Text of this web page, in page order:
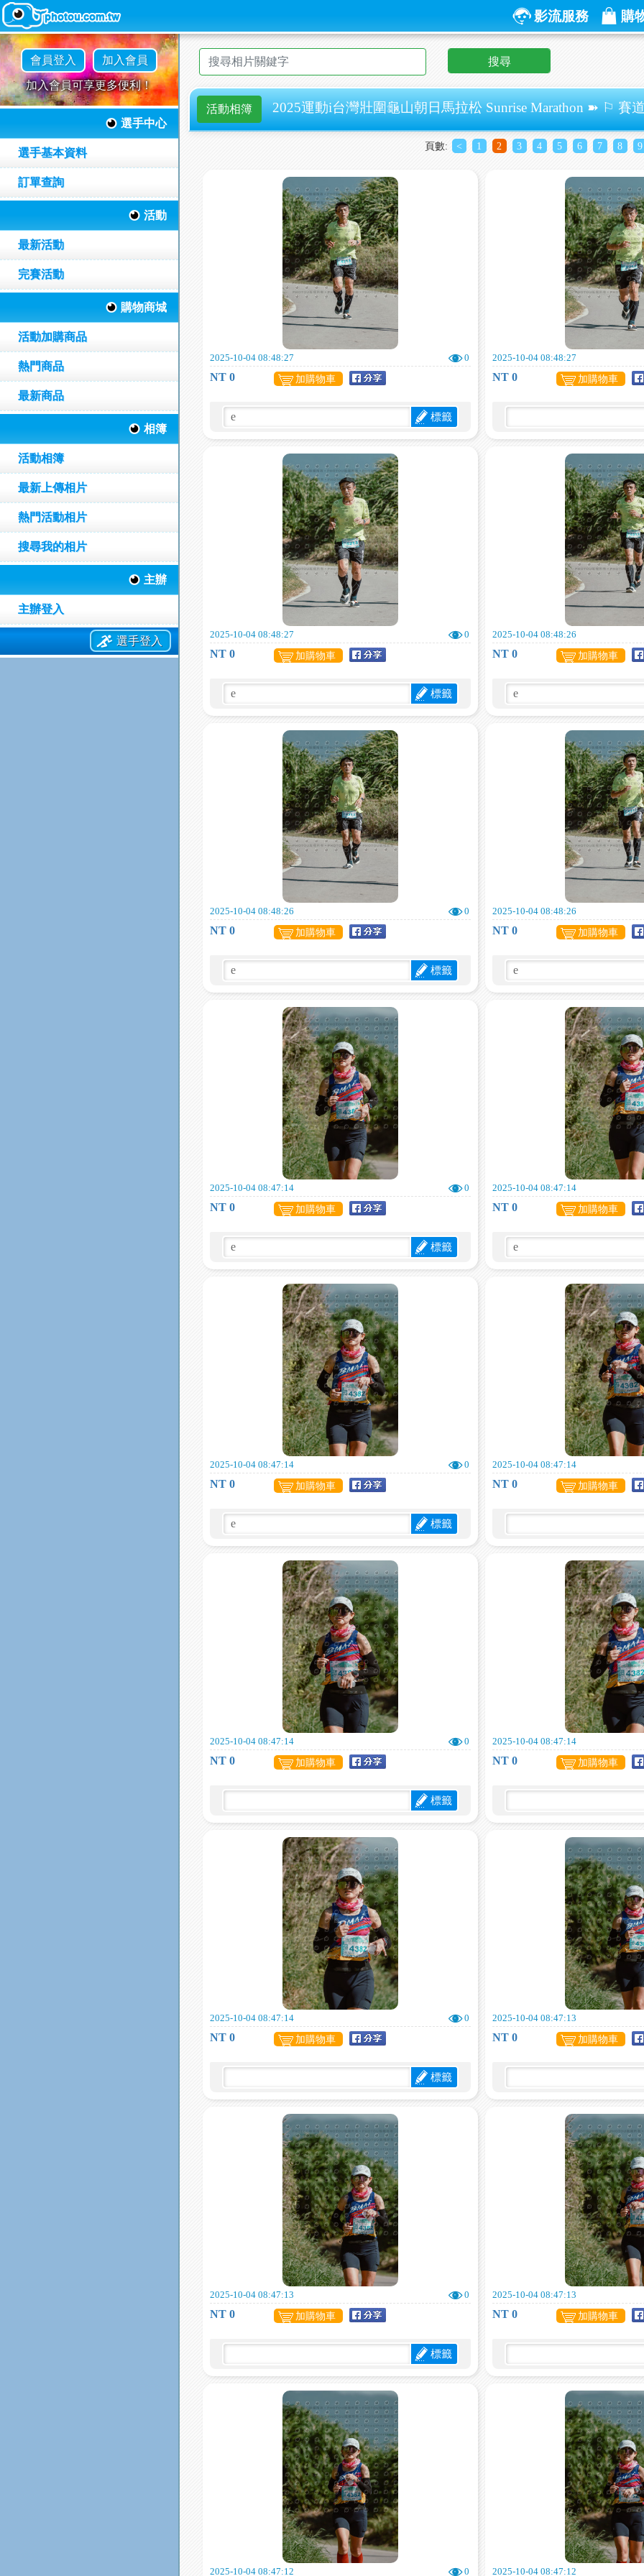
影流服務 購
會員登入 加入會員
加入會員可享更多便利！
選手中心
選手基本資料
訂單查詢
活動
最新活動
完賽活動
購物商城
活動加購商品
熱門商品
最新商品
相簿
活動相簿
最新上傳相片
熱門活動相片
搜尋我的相片
主辦
主辦登入
選手登入
搜尋
活動相簿 2025運動i台灣壯圍龜山朝日馬拉松 Sunrise Marathon ➽ ⚐ 賽
頁數: < 1 2 3 4 5 6 7 8 9
2025-10-04 08:48:27 0
NT 0 加購物車
標籤
2025-10-04 08:48:27
NT 0 加購物車
2025-10-04 08:48:27 0
NT 0 加購物車
標籤
2025-10-04 08:48:26
NT 0 加購物車
2025-10-04 08:48:26 0
NT 0 加購物車
標籤
2025-10-04 08:48:26
NT 0 加購物車
2025-10-04 08:47:14 0
NT 0 加購物車
標籤
2025-10-04 08:47:14
NT 0 加購物車
2025-10-04 08:47:14 0
NT 0 加購物車
標籤
2025-10-04 08:47:14
NT 0 加購物車
2025-10-04 08:47:14 0
NT 0 加購物車
標籤
2025-10-04 08:47:14
NT 0 加購物車
2025-10-04 08:47:14 0
NT 0 加購物車
標籤
2025-10-04 08:47:13
NT 0 加購物車
2025-10-04 08:47:13 0
NT 0 加購物車
標籤
2025-10-04 08:47:13
NT 0 加購物車
2025-10-04 08:47:12 0 2025-10-04 08:47:12